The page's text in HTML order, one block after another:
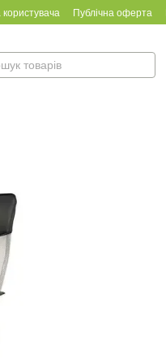
користувача Публічна оферта